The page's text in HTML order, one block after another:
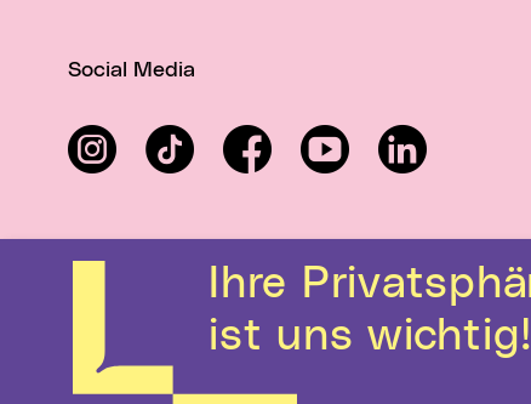
ist uns wichtig!
Social Media
InstagramTikTok FacebookYouTube LinkedIn